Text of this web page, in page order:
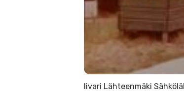
Iivari Lähteenmäki